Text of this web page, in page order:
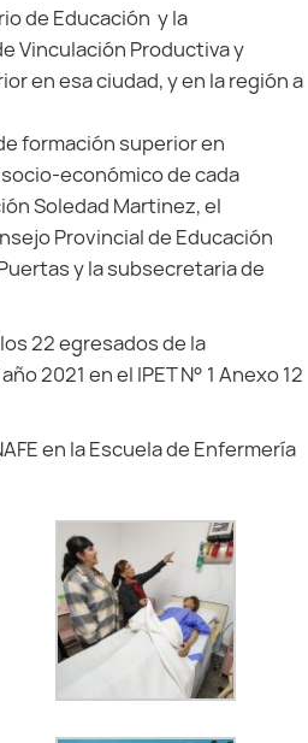
de Educación y la
Vinculación Productiva y
en esa ciudad, y en la región a
formación superior en
económico de cada
Soledad Martinez, el
Provincial de Educación
y la subsecretaria de
22 egresados de la
2021 en el IPET N° 1 Anexo 12
en la Escuela de Enfermería